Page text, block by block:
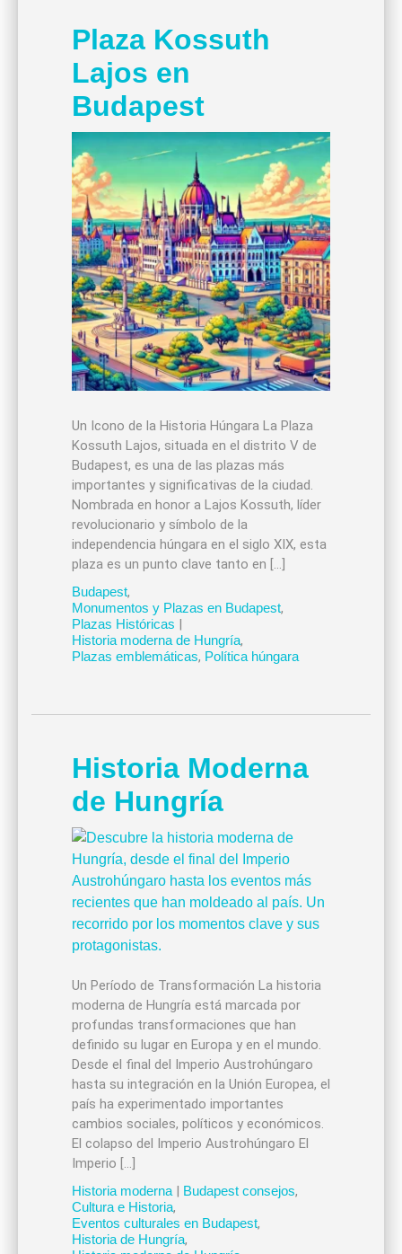
Plaza Kossuth
Lajos en
Budapest
Un Icono de la Historia Húngara La Plaza
Kossuth Lajos, situada en el distrito V de
Budapest, es una de las plazas más
importantes y significativas de la ciudad.
Nombrada en honor a Lajos Kossuth, líder
revolucionario y símbolo de la
independencia húngara en el siglo XIX, esta
plaza es un punto clave tanto en […]
Budapest,
Monumentos y Plazas en Budapest,
Plazas Históricas
Historia moderna de Hungría,
Plazas emblemáticas, Política húngara
Historia Moderna
de Hungría
Un Período de Transformación La historia
moderna de Hungría está marcada por
profundas transformaciones que han
definido su lugar en Europa y en el mundo.
Desde el final del Imperio Austrohúngaro
hasta su integración en la Unión Europea, el
país ha experimentado importantes
cambios sociales, políticos y económicos.
El colapso del Imperio Austrohúngaro El
Imperio […]
Historia moderna| Budapest consejos,
Cultura e Historia,
Eventos culturales en Budapest,
Historia de Hungría,